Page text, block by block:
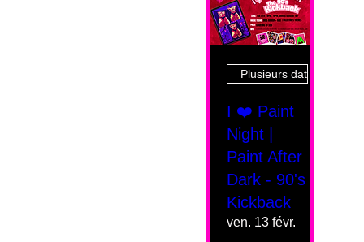
Plusieurs dates
I ❤️ Paint
Night |
Paint After
Dark - 90's
Kickback
ven. 13 févr.